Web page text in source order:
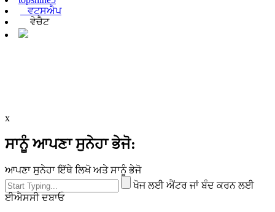
ਵਟਸਐਪ
ਵੇਚੈਟ
x
ਸਾਨੂੰ ਆਪਣਾ ਸੁਨੇਹਾ ਭੇਜੋ:
ਆਪਣਾ ਸੁਨੇਹਾ ਇੱਥੇ ਲਿਖੋ ਅਤੇ ਸਾਨੂੰ ਭੇਜੋ
ਖੋਜ ਲਈ ਐਂਟਰ ਜਾਂ ਬੰਦ ਕਰਨ ਲਈ
ਈਐਸਸੀ ਦਬਾਓ